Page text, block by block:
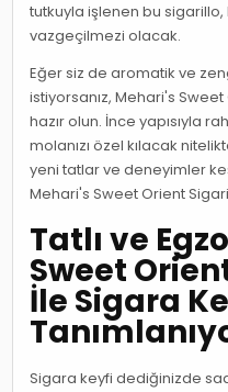
tutkuyla işlenen bu
vazgeçilmezi olacak.
Eğer siz de aromatik ve
istiyorsanız, Mehari's
hazır olun. İnce yapısıyla
molanızı özel kılacak
yeni tatlar ve deneyimler
Mehari's Sweet Orient
Tatlı ve
Sweet
İle Sigara
Sigara keyfi dediğinizde